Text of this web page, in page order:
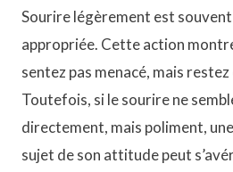
Sourire légèrement est
appropriée. Cette action
sentez pas menacé, mais
Toutefois, si le sourire ne
directement, mais poliment,
sujet de son attitude peut